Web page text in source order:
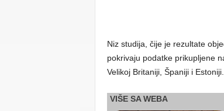
Niz studija, čije je rezultate
pokrivaju podatke prikupljene
Velikoj Britaniji, Španiji i Estoniji.